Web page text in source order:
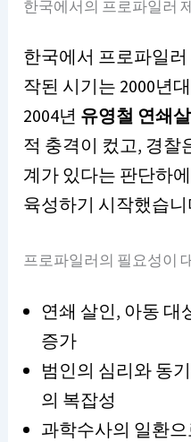
한국에서의 프로파일러
한국에서 프로파일
작된 시기는 2000년
2004년 유영철 연쇄
적 충격이 컸고, 경찰
계가 있다는 판단하
육성하기 시작했습니
프로파일러의 필요성이
연쇄 살인, 아동 대
증가
범인의 심리와 동
의 복잡성
과학수사의 일환